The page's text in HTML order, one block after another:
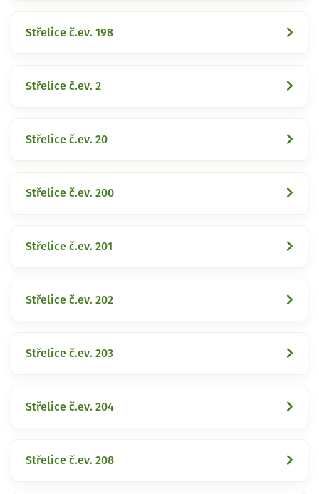
Střelice č.ev. 198
Střelice č.ev. 2
Střelice č.ev. 20
Střelice č.ev. 200
Střelice č.ev. 201
Střelice č.ev. 202
Střelice č.ev. 203
Střelice č.ev. 204
Střelice č.ev. 208